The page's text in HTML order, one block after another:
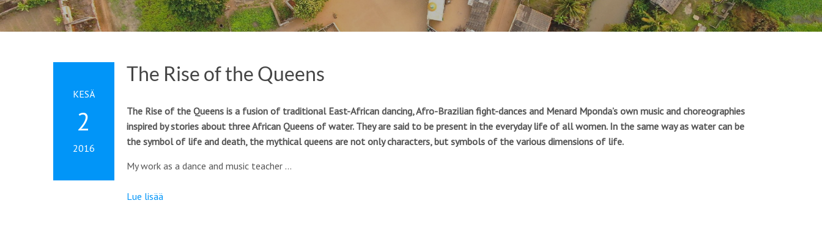
KESÄ
2
2016
The Rise of the Queens
The Rise of the Queens is a fusion of traditional East-African dancing, Afro-Brazilian fight-dances and Menard Mponda’s own music and choreographies
inspired by stories about three African Queens of water. They are said to be present in the everyday life of all women. In the same way as water can be
the symbol of life and death, the mythical queens are not only characters, but symbols of the various dimensions of life.
My work as a dance and music teacher …
Lue lisää